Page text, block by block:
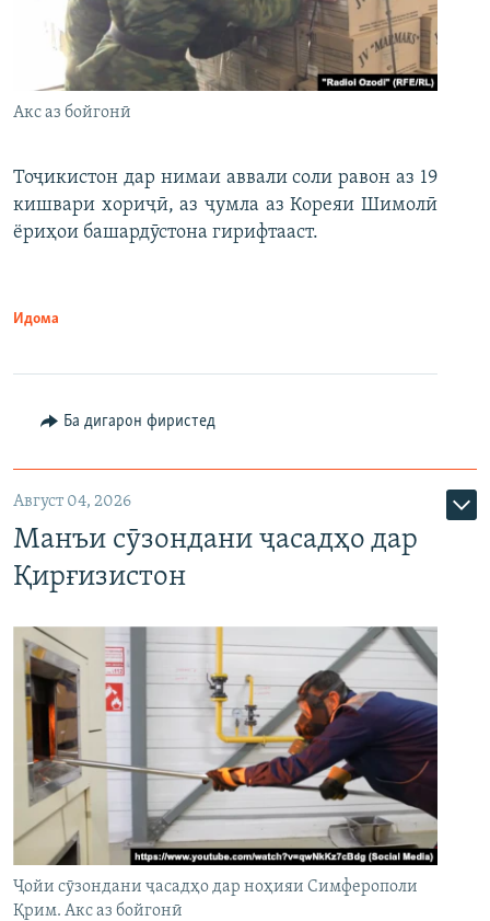
Акс аз бойгонӣ
Тоҷикистон дар нимаи аввали соли равон аз 19
кишвари хориҷӣ, аз ҷумла аз Кореяи Шимолӣ
ёриҳои башардӯстона гирифтааст.
Идома
Ба дигарон фиристед
Август 04, 2026
Манъи сӯзондани ҷасадҳо дар
Қирғизистон
Ҷойи сӯзондани ҷасадҳо дар ноҳияи Симферополи
Қрим. Акс аз бойгонӣ